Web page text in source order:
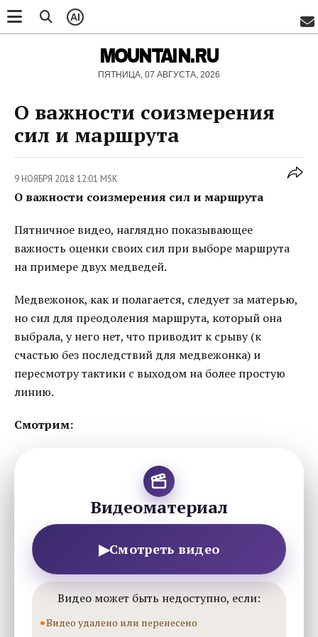
AI
MOUNTAIN.RU
ПЯТНИЦА, 07 АВГУСТА, 2026
О важности соизмерения
сил и маршрута
9 НОЯБРЯ 2018 12:01 MSK
О важности соизмерения сил и маршрута
Пятничное видео, наглядно показывающее
важность оценки своих сил при выборе маршрута
на примере двух медведей.
Медвежонок, как и полагается, следует за матерью,
но сил для преодоления маршрута, который она
выбрала, у него нет, что приводит к срыву (к
счастью без последствий для медвежонка) и
пересмотру тактики с выходом на более простую
линию.
Смотрим:
Видеоматериал
▶Смотреть видео
Видео может быть недоступно, если:
Видео удалено или перенесено